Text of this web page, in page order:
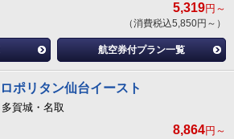
5,319円～
（消費税込5,850円～）
航空券付プラン一覧
ポリタン仙台イースト
賀城・名取
8,864円～